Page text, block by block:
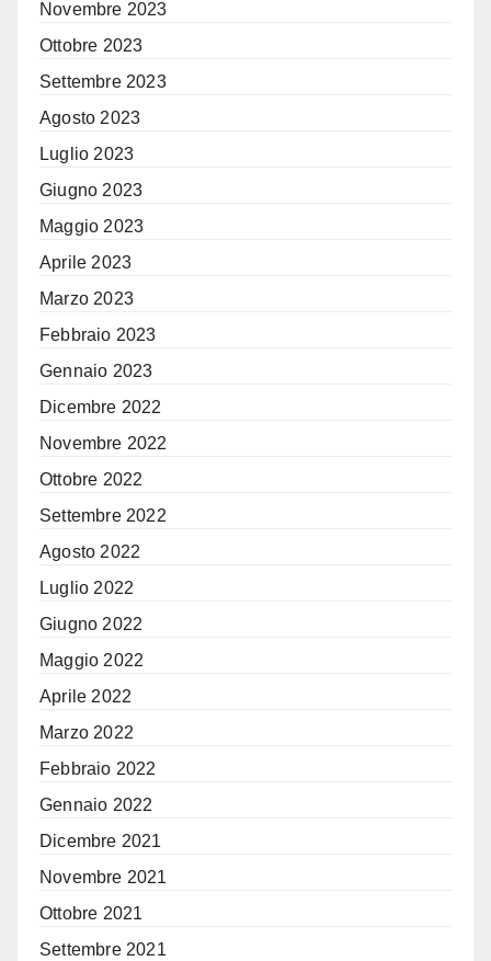
Novembre 2023
Ottobre 2023
Settembre 2023
Agosto 2023
Luglio 2023
Giugno 2023
Maggio 2023
Aprile 2023
Marzo 2023
Febbraio 2023
Gennaio 2023
Dicembre 2022
Novembre 2022
Ottobre 2022
Settembre 2022
Agosto 2022
Luglio 2022
Giugno 2022
Maggio 2022
Aprile 2022
Marzo 2022
Febbraio 2022
Gennaio 2022
Dicembre 2021
Novembre 2021
Ottobre 2021
Settembre 2021